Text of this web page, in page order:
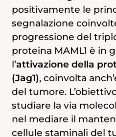
positivamente le
segnalazione
progressione del
proteina MAML1 è in
l’attivazione della
(Jag1), coinvolta
del tumore.
studiare la via
nel mediare il
cellule staminali del
proteina Maml1,
quantità all’interno
dagli stadi iniziali, sia
potenziare la
cancerose, inibire
favorire la formazione
Obiettivo della
ruolo di Maml1 nel
resistenza ai
grado di potenziare
proteine con funzione
quest’ultime
nel sostenere la
cellule cancerose,
farmaci e favorire la
metastasi. Obiettivo
studiare il ruolo di
di resistenza ai
rendere le cellule